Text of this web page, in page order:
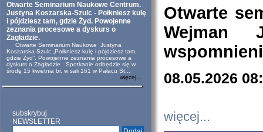
Otwarte Seminarium Naukowe Centrum.
Justyna Koszarska-Szulc - Połkniesz kulę
i pójdziesz tam, gdzie Żyd. Powojenne
zeznania procesowe a dyskurs o
Zagładzie.
Otwarte Seminarium Naukowe Justyna
Koszarska-Szulc „Połkniesz kulę i pójdziesz tam,
gdzie Żyd”. Powojenne zeznania procesowe a
dyskurs o Zagładzie Spotkanie odbędzie się w
środę 15 kwietnia br. w sali 161 w Pałacu St...
więcej...
subskrybuj
NEWSLETTER
Otwarte
Wejman
08.05.2026
więcej...